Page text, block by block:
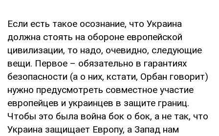
Если есть такое осознание, что Украина
должна стоять на обороне европейской
цивилизации, то надо, очевидно, следующие
вещи. Первое – обязательно в гарантиях
безопасности (а о них, кстати, Орбан говорит)
нужно предусмотреть совместное участие
европейцев и украинцев в защите границ.
Чтобы это была война бок о бок, а не так, что
Украина защищает Европу, а Запад нам